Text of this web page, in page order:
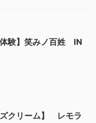
体験】笑みノ百姓 IN
ズクリーム】 レモラ